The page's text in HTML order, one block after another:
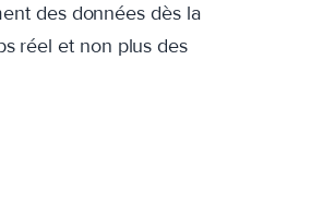
des données dès la
réel et non plus des